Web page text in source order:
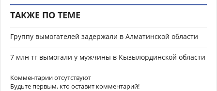
ТАКЖЕ ПО ТЕМЕ
Группу вымогателей задержали в Алматинской области
7 млн тг вымогали у мужчины в Кызылординской области
Комментарии отсутствуют
Будьте первым, кто оставит комментарий!